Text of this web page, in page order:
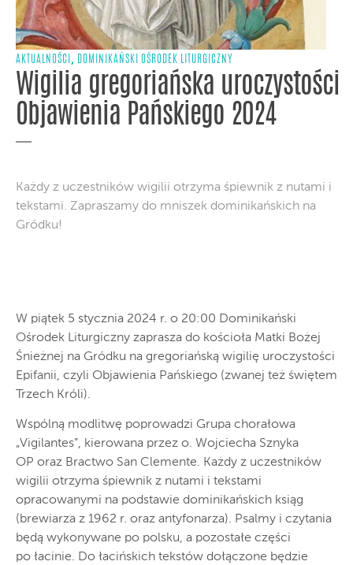
AKTUALNOŚCI , DOMINIKAŃSKI OŚRODEK LITURGICZNY
Wigilia gregoriańska uroczystości
Objawienia Pańskiego 2024
Każdy z uczestników wigilii otrzyma śpiewnik z nutami i
tekstami. Zapraszamy do mniszek dominikańskich na
Gródku!
W piątek 5 stycznia 2024 r. o 20:00 Dominikański
Ośrodek Liturgiczny zaprasza do kościoła Matki Bożej
Śnieżnej na Gródku na gregoriańską wigilię uroczystości
Epifanii, czyli Objawienia Pańskiego (zwanej też świętem
Trzech Króli).
Wspólną modlitwę poprowadzi Grupa chorałowa
„Vigilantes”, kierowana przez o. Wojciecha Sznyka
OP oraz Bractwo San Clemente. Każdy z uczestników
wigilii otrzyma śpiewnik z nutami i tekstami
opracowanymi na podstawie dominikańskich ksiąg
(brewiarza z 1962 r. oraz antyfonarza). Psalmy i czytania
będą wykonywane po polsku, a pozostałe części
po łacinie. Do łacińskich tekstów dołączone będzie